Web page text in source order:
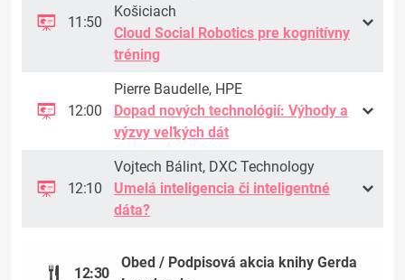
11:50
Košiciach
Cloud Social Robotics pre kognitívny
tréning
12:00
Pierre Baudelle, HPE
Dopad nových technológií: Výhody a
výzvy veľkých dát
12:10
Vojtech Bálint, DXC Technology
Umelá inteligencia či inteligentné
dáta?
12:30
Obed / Podpisová akcia knihy Gerda